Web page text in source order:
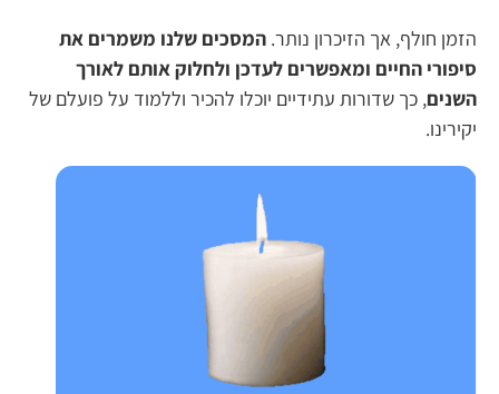
הזמן חולף, אך הזיכרון נותר.המסכים שלנו משמרים את
סיפורי החיים ומאפשרים לעדכן ולחלוק אותם לאורך
השנים, כך שדורות עתידיים יוכלו להכיר וללמוד על פועלם של
יקירינו.